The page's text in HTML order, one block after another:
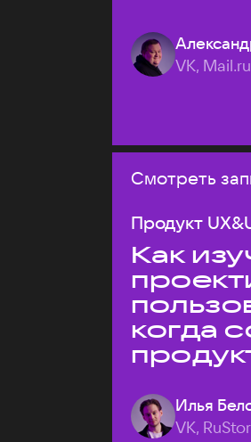
VK, Mail.ru
Смотреть
Продукт
Как
когда
Илья
VK,